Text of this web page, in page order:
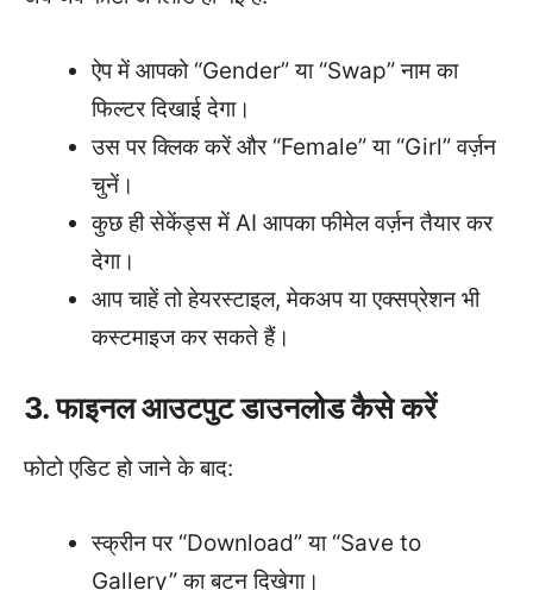
ऐप में आपको “Gender” या “Swap” नाम का
फिल्टर दिखाई देगा।
उस पर क्लिक करें और “Female” या “Girl” वर्ज़न
चुनें।
कुछ ही सेकेंड्स में AI आपका फीमेल वर्ज़न तैयार कर
देगा।
आप चाहें तो हेयरस्टाइल, मेकअप या एक्सप्रेशन भी
कस्टमाइज कर सकते हैं।
3. फाइनल आउटपुट डाउनलोड कैसे करें
फोटो एडिट हो जाने के बाद:
स्क्रीन पर “Download” या “Save to
Gallery” का बटन दिखेगा।